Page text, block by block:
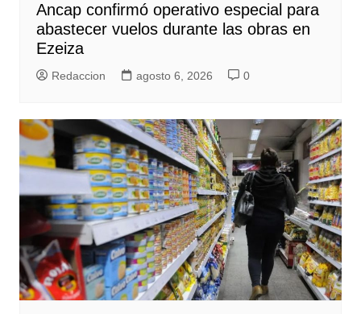
Ancap confirmó operativo especial para
abastecer vuelos durante las obras en
Ezeiza
Redaccion agosto 6, 2026 0